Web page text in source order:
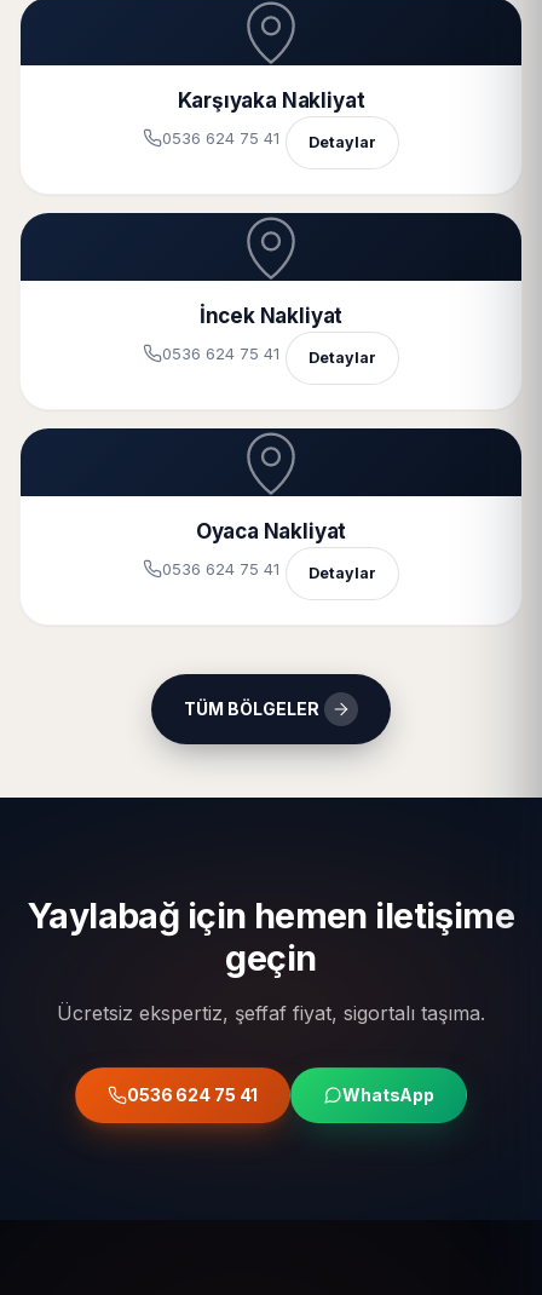
Karşıyaka Nakliyat
0536 624 75 41 Detaylar
İncek Nakliyat
0536 624 75 41 Detaylar
Oyaca Nakliyat
0536 624 75 41 Detaylar
TÜM BÖLGELER
Yaylabağ için hemen iletişime
geçin
Ücretsiz ekspertiz, şeffaf fiyat, sigortalı taşıma.
0536 624 75 41 WhatsApp